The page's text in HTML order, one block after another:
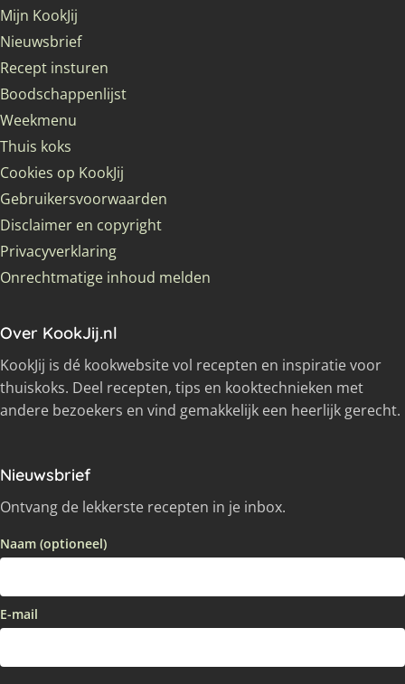
Mijn KookJij
Nieuwsbrief
Recept insturen
Boodschappenlijst
Weekmenu
Thuis koks
Cookies op KookJij
Gebruikersvoorwaarden
Disclaimer en copyright
Privacyverklaring
Onrechtmatige inhoud melden
Over KookJij.nl
KookJij is dé kookwebsite vol recepten en inspiratie voor
thuiskoks. Deel recepten, tips en kooktechnieken met
andere bezoekers en vind gemakkelijk een heerlijk gerecht.
Nieuwsbrief
Ontvang de lekkerste recepten in je inbox.
Naam (optioneel)
E-mail